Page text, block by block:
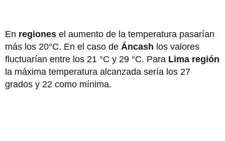
En regiones el aumento de la temperatura pasarían
más los 20°C. En el caso de Áncash los valores
fluctuarían entre los 21 °C y 29 °C. Para Lima región
la máxima temperatura alcanzada sería los 27
grados y 22 como mínima.